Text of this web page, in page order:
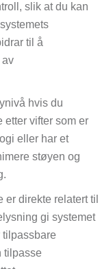
slik at du kan
til å
av
hvis du
etter vifter som er
eller har et
støyen og
er direkte relatert til
gi systemet
tilpassbare
tilpasse